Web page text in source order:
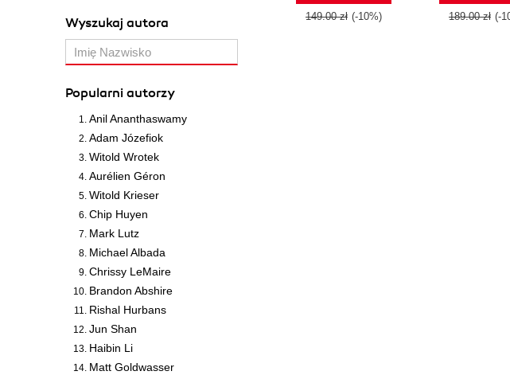
Wyszukaj autora
Popularni autorzy
Anil Ananthaswamy
Adam Józefiok
Witold Wrotek
Aurélien Géron
Witold Krieser
Chip Huyen
Mark Lutz
Michael Albada
Chrissy LeMaire
Brandon Abshire
Rishal Hurbans
Jun Shan
Haibin Li
Matt Goldwasser
149.00 zł (-10%) 189.00 zł (-